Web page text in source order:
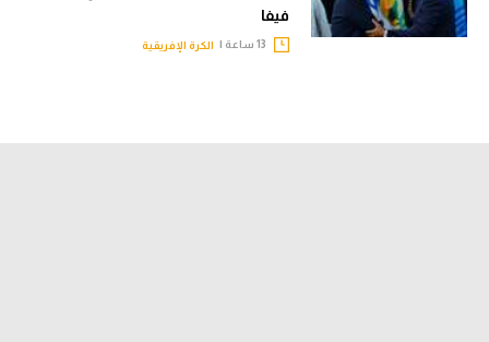
فيفا
الكرة الإفريقية